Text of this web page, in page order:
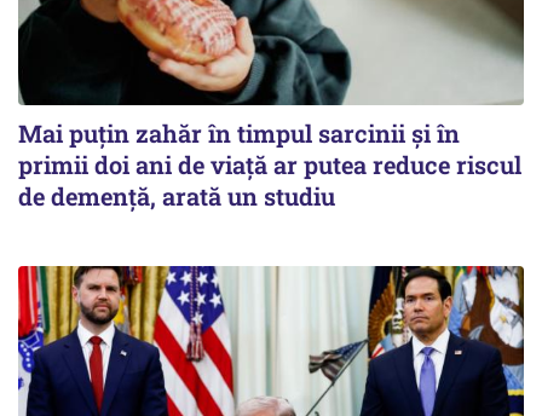
Mai puțin zahăr în timpul sarcinii și în
primii doi ani de viață ar putea reduce riscul
de demență, arată un studiu